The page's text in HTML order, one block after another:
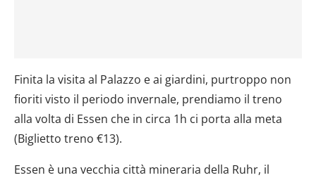
Finita la visita al Palazzo e ai giardini, purtroppo non
fioriti visto il periodo invernale, prendiamo il treno
alla volta di Essen che in circa 1h ci porta alla meta
(Biglietto treno €13).
Essen è una vecchia città mineraria della Ruhr, il